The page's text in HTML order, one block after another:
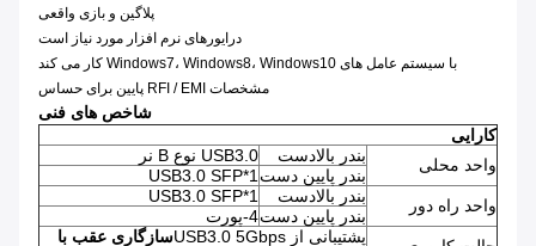
پلاگین و بازی واقعی
درایورهای نرم افزار مورد نیاز است
با سیستم عامل های Windows7، Windows8، Windows10 کار می کند
مشخصات RFI / EMI پایین برای حساس
شاخص های فنی
کارایی
واحد محلی
بندر بالادست
USB3.0 نوع B نر
بندر پایین دستUSB3.0 SFP*1
واحد راه دور
بندر بالادست
USB3.0 SFP*1
بندر پایین دست4-پورت
پشتیبانی از USB3.0 5Gbps
سازگاری عقب با